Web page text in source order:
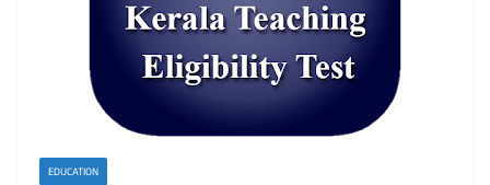
EDUCATION